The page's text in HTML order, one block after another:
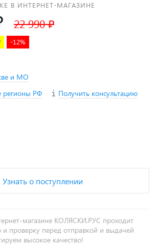
В ИНТЕРНЕТ-МАГАЗИНЕ
22 990 ₽
-12%
и МО
регионы РФ
Получить консультацию
Узнать о поступлении
магазине КОЛЯСКИ.РУС проходит
проверку перед отправкой и выдачей
высокое качество!